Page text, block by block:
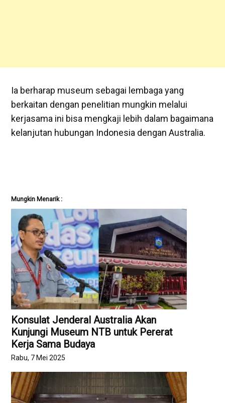
Ia berharap museum sebagai lembaga yang
berkaitan dengan penelitian mungkin melalui
kerjasama ini bisa mengkaji lebih dalam bagaimana
kelanjutan hubungan Indonesia dengan Australia.
Mungkin Menarik :
Konsulat Jenderal Australia Akan
Kunjungi Museum NTB untuk Pererat
Kerja Sama Budaya
Rabu, 7 Mei 2025